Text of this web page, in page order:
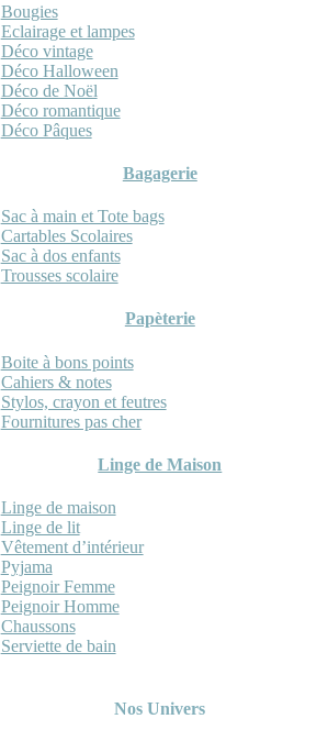
Bougies
Eclairage et lampes
Déco vintage
Déco Halloween
Déco de Noël
Déco romantique
Déco Pâques
Bagagerie
Sac à main et Tote bags
Cartables Scolaires
Sac à dos enfants
Trousses scolaire
Papèterie
Boite à bons points
Cahiers & notes
Stylos, crayon et feutres
Fournitures pas cher
Linge de Maison
Linge de maison
Linge de lit
Vêtement d’intérieur
Pyjama
Peignoir Femme
Peignoir Homme
Chaussons
Serviette de bain
Nos Univers